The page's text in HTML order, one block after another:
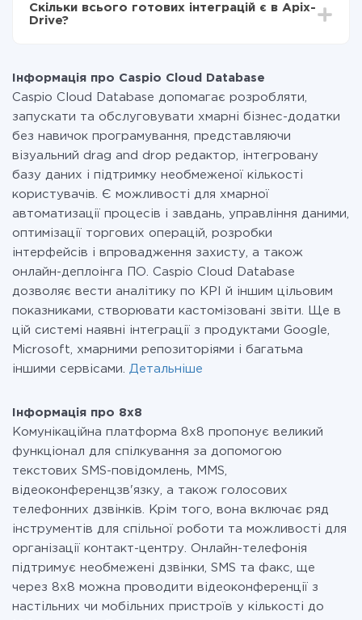
Ви оплачуєте лише кількість даних, які за фактом
передаються з однієї вашої системи в іншу через
при необхідності. Детальніше протарифи
Скільки всього готових інтеграцій є в Apix-
Drive?
Інформація про Caspio Cloud Database
Caspio Cloud Database допомагає розробляти,
запускати та обслуговувати хмарні бізнес-додатки
без навичок програмування, представляючи
візуальний drag and drop редактор, інтегровану
базу даних і підтримку необмеженої кількості
користувачів. Є можливості для хмарної
автоматизації процесів і завдань, управління даними,
оптимізації торгових операцій, розробки
інтерфейсів і впровадження захисту, а також
онлайн-деплоінга ПО. Caspio Cloud Database
дозволяє вести аналітику по KPI й іншим цільовим
показниками, створювати кастомізовані звіти. Ще в
цій системі наявні інтеграції з продуктами Google,
Microsoft, хмарними репозиторіями і багатьма
іншими сервісами. Детальніше
Інформація про 8x8
Комунікаційна платформа 8х8 пропонує великий
функціонал для спілкування за допомогою
текстових SMS-повідомлень, MMS,
відеоконференцзв'язку, а також голосових
телефонних дзвінків. Крім того, вона включає ряд
інструментів для спільної роботи та можливості для
організації контакт-центру. Онлайн-телефонія
підтримує необмежені дзвінки, SMS та факс, ще
через 8х8 можна проводити відеоконференції з
настільних чи мобільних пристроїв у кількості до